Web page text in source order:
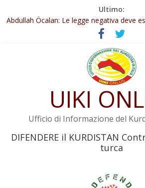
Ultimo:
Il KNK chiede un’azione internazionale
dell’Iran
Abdullah Öcalan: Le legge negativa deve
Inizia la seconda fase del processo
Commissione donne del KNK: Şengal è di
Non tenere conto della situazione di
UIKI
Ufficio di Informazione del
DIFENDERE il KURDISTAN
turca